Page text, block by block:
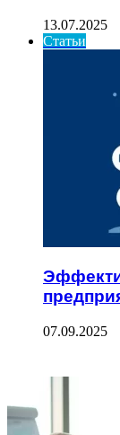
13.07.2025
Статьи
07.09.2025